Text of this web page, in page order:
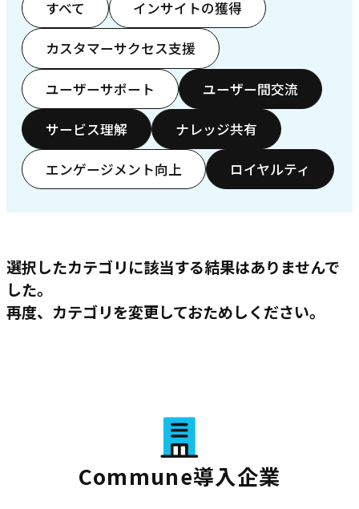
すべて インサイトの獲得
カスタマーサクセス支援
ユーザーサポート ユーザー間交流
サービス理解 ナレッジ共有
エンゲージメント向上 ロイヤルティ
選択したカテゴリに該当する結果はありませんで
した。
再度、カテゴリを変更しておためしください。
Commune導入企業